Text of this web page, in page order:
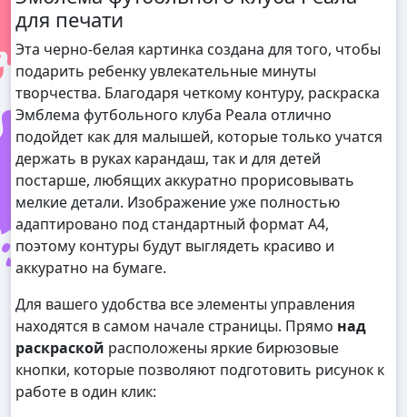
для печати
Эта черно-белая картинка создана для того, чтобы
подарить ребенку увлекательные минуты
творчества. Благодаря четкому контуру, раскраска
Эмблема футбольного клуба Реала отлично
подойдет как для малышей, которые только учатся
держать в руках карандаш, так и для детей
постарше, любящих аккуратно прорисовывать
мелкие детали. Изображение уже полностью
адаптировано под стандартный формат А4,
поэтому контуры будут выглядеть красиво и
аккуратно на бумаге.
Для вашего удобства все элементы управления
находятся в самом начале страницы. Прямо над
раскраской расположены яркие бирюзовые
кнопки, которые позволяют подготовить рисунок к
работе в один клик: